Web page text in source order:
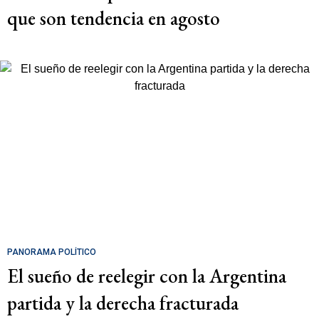
que son tendencia en agosto
PANORAMA POLÍTICO
El sueño de reelegir con la Argentina
partida y la derecha fracturada